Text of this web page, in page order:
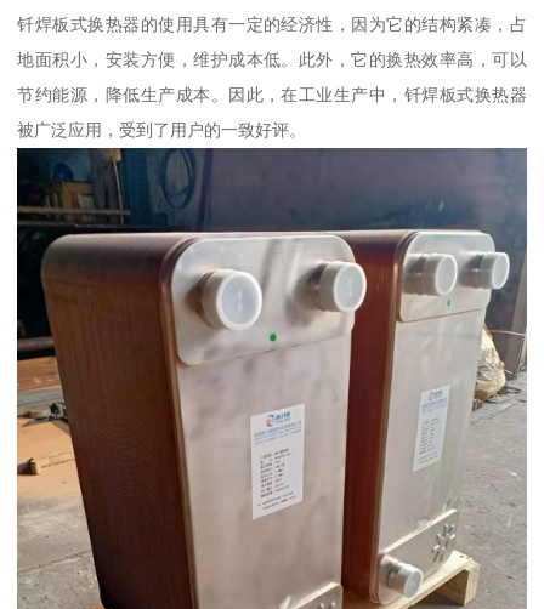
钎焊板式换热器的使用具有一定的经济性，因为它的结构紧凑，占
地面积小，安装方便，维护成本低。此外，它的换热效率高，可以
节约能源，降低生产成本。因此，在工业生产中，钎焊板式换热器
被广泛应用，受到了用户的一致好评。